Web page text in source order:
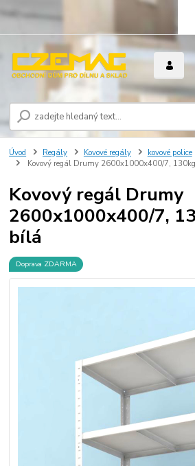
Úvod Regály Kovové regály kovové police
Kovový regál Drumy 2600x1000x400/7,
Kovový regál Drumy
2600x1000x400/7,
bílá
Doprava ZDARMA